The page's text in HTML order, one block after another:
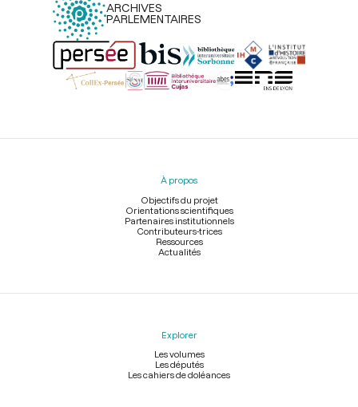
ARCHIVES
PARLEMENTAIRES
Menu
À propos
Objectifs du projet
Orientations scientifiques
Partenaires institutionnels
Contributeurs-trices
Ressources
Actualités
Explorer
Les volumes
Les députés
Les cahiers de doléances